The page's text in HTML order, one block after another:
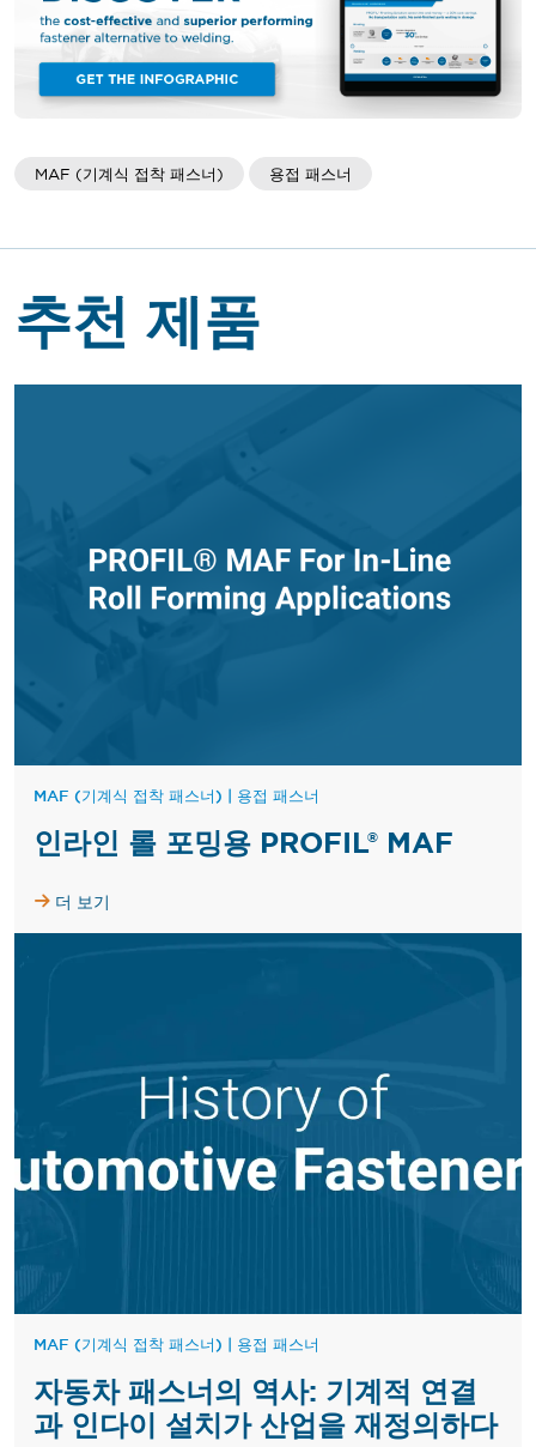
MAF (기계식 접착 패스너) 용접 패스너
추천 제품
MAF (기계식 접착 패스너) | 용접 패스너
인라인 롤 포밍용 PROFIL® MAF
더 보기
MAF (기계식 접착 패스너) | 용접 패스너
자동차 패스너의 역사: 기계적 연결
과 인다이 설치가 산업을 재정의하다